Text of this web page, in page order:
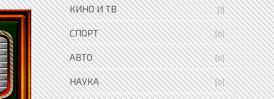
КИНО И ТВ [1]
СПОРТ [0]
АВТО [0]
НАУКА [0]